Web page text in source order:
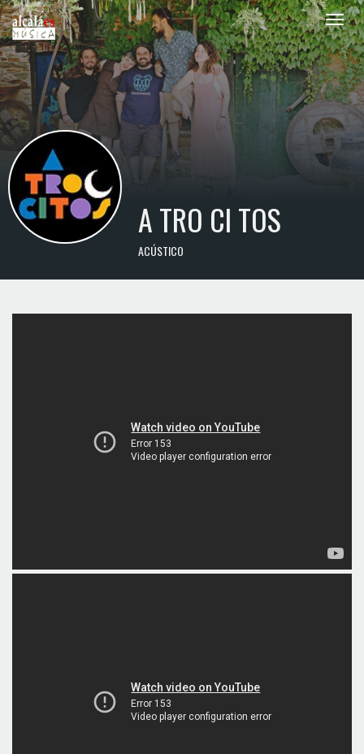
Toggle
A TRO CI TOS
ACÚSTICO